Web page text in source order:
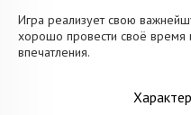
Игра реализует свою
хорошо провести своё время
впечатления.